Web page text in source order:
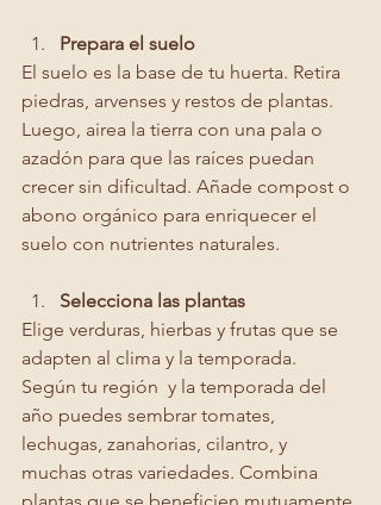
Prepara el suelo
El suelo es la base de tu huerta. Retira
piedras, arvenses y restos de plantas.
Luego, airea la tierra con una pala o
azadón para que las raíces puedan
crecer sin dificultad. Añade compost o
abono orgánico para enriquecer el
suelo con nutrientes naturales.
Selecciona las plantas
Elige verduras, hierbas y frutas que se
adapten al clima y la temporada.
Según tu región  y la temporada del
año puedes sembrar tomates,
lechugas, zanahorias, cilantro, y
muchas otras variedades. Combina